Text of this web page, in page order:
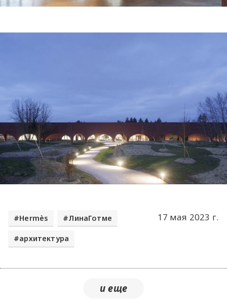
17 мая 2023 г.
Hermès ЛинаГотме
архитектура